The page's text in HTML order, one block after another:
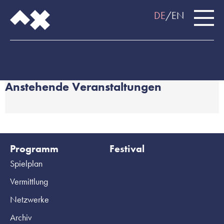
DE EN
Anstehende Veranstaltungen
Programm
Spielplan
Vermittlung
Netzwerke
Archiv
Festival